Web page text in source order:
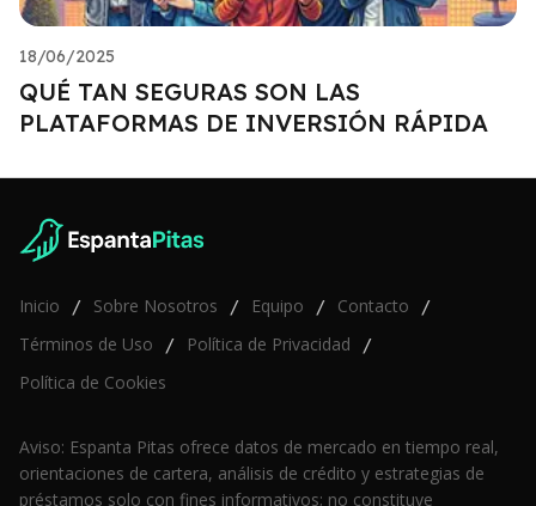
18/06/2025
QUÉ TAN SEGURAS SON LAS
PLATAFORMAS DE INVERSIÓN RÁPIDA
Inicio / Sobre Nosotros / Equipo / Contacto /
Términos de Uso / Política de Privacidad /
Política de Cookies
Aviso: Espanta Pitas ofrece datos de mercado en tiempo real,
orientaciones de cartera, análisis de crédito y estrategias de
préstamos solo con fines informativos; no constituye